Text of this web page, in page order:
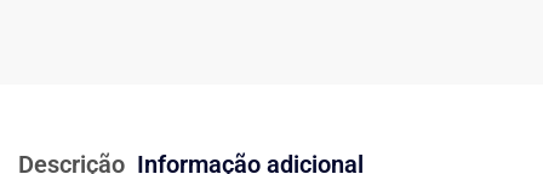
Descrição Informação adicional